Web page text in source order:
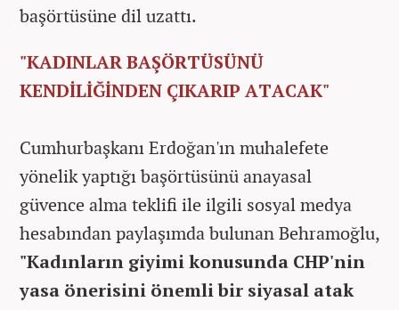
başörtüsüne dil uzattı.
"KADINLAR BAŞÖRTÜSÜNÜ
KENDİLİĞİNDEN ÇIKARIP ATACAK"
Cumhurbaşkanı Erdoğan'ın muhalefete
yönelik yaptığı başörtüsünü anayasal
güvence alma teklifi ile ilgili sosyal medya
hesabından paylaşımda bulunan Behramoğlu,
"Kadınların giyimi konusunda CHP'nin
yasa önerisini önemli bir siyasal atak